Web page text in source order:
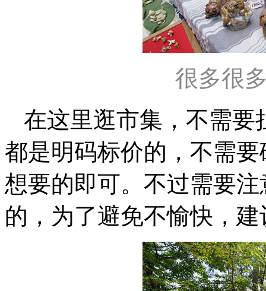
很多很
在这里逛市集，不需要
都是明码标价的，不需
想要的即可。不过需要
的，为了避免不愉快，